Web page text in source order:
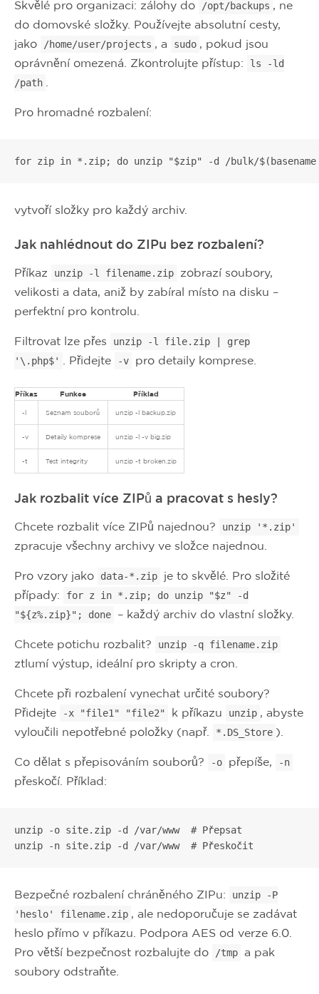
Skvělé pro organizaci: zálohy do /opt/backups , ne
do domovské složky. Používejte absolutní cesty,
jako
/home/user/projects , a sudo , pokud jsou
oprávnění omezená. Zkontrolujte přístup:
ls -ld
/path
Pro hromadné rozbalení:
for zip in *.zip; do unzip "$zip" -d /bulk/
vytvoří složky pro každý archiv.
Jak nahlédnout do ZIPu bez rozbalení?
Příkaz unzip -l filename.zip
zobrazí soubory,
velikosti a data, aniž by zabíral místo na disku –
perfektní pro kontrolu.
Filtrovat lze přes
unzip -l file.zip | grep
'\.php$'
. Přidejte -v pro detaily komprese.
Příkaz Funkce Příklad
-l Seznam souborů unzip -l backup.zip
-v Detaily komprese unzip -l -v big.zip
-t Test integrity unzip -t broken.zip
Jak rozbalit více ZIPů a pracovat s hesly?
Chcete rozbalit více ZIPů najednou? unzip '*.zip'
zpracuje všechny archivy ve složce najednou.
Pro vzory jako data-*.zip
je to skvělé. Pro složité
případy:
for z in *.zip; do unzip "$z" -d
"${z%.zip}"; done
– každý archiv do vlastní složky.
Chcete potichu rozbalit? unzip -q filename.zip
ztlumí výstup, ideální pro skripty a cron.
Chcete při rozbalení vynechat určité soubory?
Přidejte
-x "file1" "file2" k příkazu unzip , abyste
vyloučili nepotřebné položky (např.
*.DS_Store ).
Co dělat s přepisováním souborů? -o přepíše, -n
přeskočí. Příklad:
unzip -o site.zip -d /var/www  # Přepsat
unzip -n site.zip -d /var/www  # Přeskočit
Bezpečné rozbalení chráněného ZIPu:
unzip -P
'heslo' filename.zip , ale nedoporučuje se zadávat
heslo přímo v příkazu. Podpora AES od verze 6.0.
Pro větší bezpečnost rozbalujte do
/tmp a pak
soubory odstraňte.